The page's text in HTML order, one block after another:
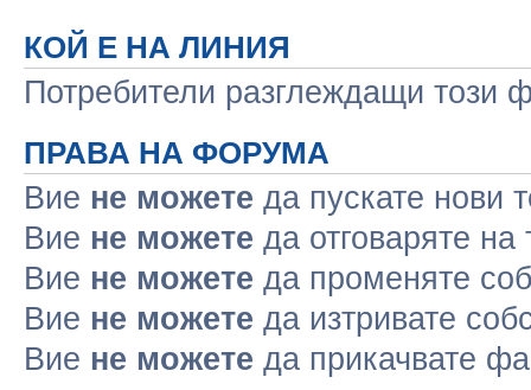
КОЙ Е НА ЛИНИЯ
Потребители разглеждащи този
ПРАВА НА ФОРУМА
Вие не можете да пускате нови
Вие не можете да отговаряте на
Вие не можете да променяте
Вие не можете да изтривате
Вие не можете да прикачвате